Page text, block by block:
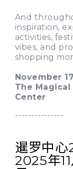
And
inspiration,
activities,
vibes, and
shopping
November
The
Center
---------------
暹罗中
2025年